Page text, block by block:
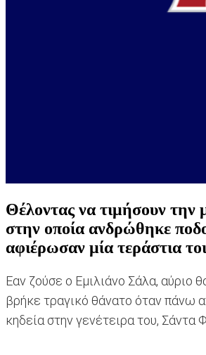
Θέλοντας να τιμήσουν την
στην οποία ανδρώθηκε
αφιέρωσαν μία τεράστια
Εαν ζούσε ο Εμιλιάνο Σάλα, αύριο
βρήκε τραγικό θάνατο όταν πάνω
κηδεία στην γενέτειρα του, Σάντα